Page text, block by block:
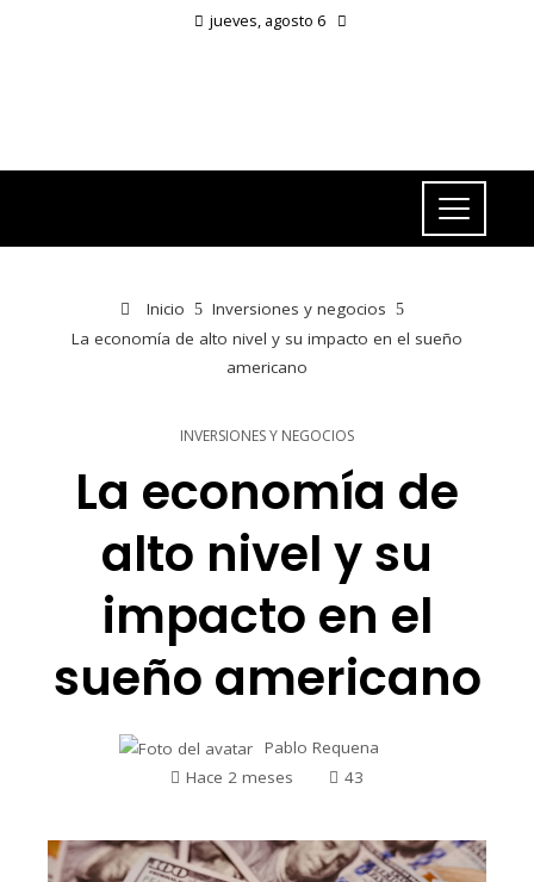
jueves, agosto 6
Inicio
Inversiones y negocios
La economía de alto nivel y su impacto en el sueño
americano
INVERSIONES Y NEGOCIOS
La economía de
alto nivel y su
impacto en el
sueño americano
Pablo Requena
Hace 2 meses
43